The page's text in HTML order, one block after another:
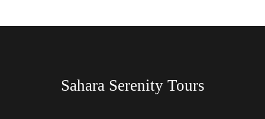
Sahara Serenity Tours